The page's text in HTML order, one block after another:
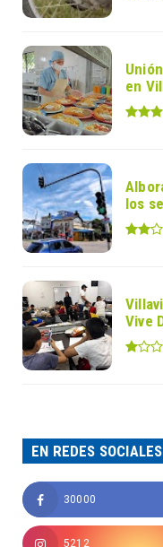
en
los
Vive
EN REDES SOCIALES
30000
5212